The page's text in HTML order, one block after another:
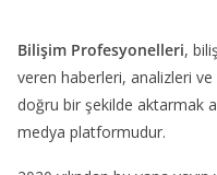
Bilişim Profesyonelleri,
veren haberleri, analizleri ve
doğru bir şekilde aktarmak
medya platformudur.